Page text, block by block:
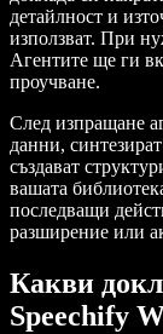
детайлност и
използват. При
Агентите ще ги
проучване.
След изпращане
данни,
създават
вашата
последващи
разширение или
Какви
Speechify